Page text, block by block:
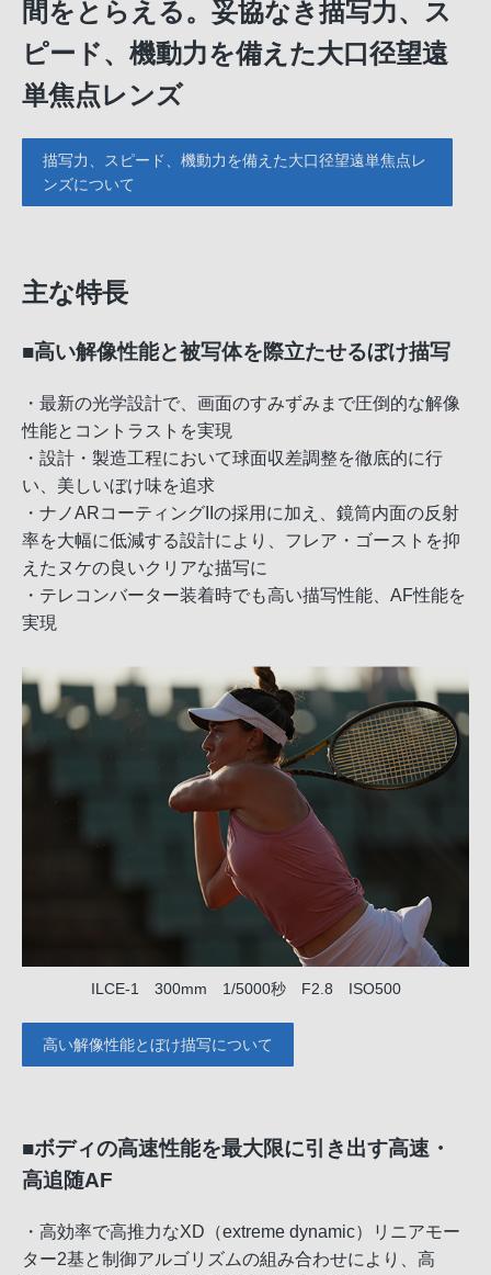
間をとらえる。妥協なき描写力、ス
ピード、機動力を備えた大口径望遠
単焦点レンズ
描写力、スピード、機動力を備えた大口径望遠単焦点レ
ンズについて
主な特長
■高い解像性能と被写体を際立たせるぼけ描写
・最新の光学設計で、画面のすみずみまで圧倒的な解像
性能とコントラストを実現
・設計・製造工程において球面収差調整を徹底的に行
い、美しいぼけ味を追求
・ナノARコーティングIIの採用に加え、鏡筒内面の反射
率を大幅に低減する設計により、フレア・ゴーストを抑
えたヌケの良いクリアな描写に
・テレコンバーター装着時でも高い描写性能、AF性能を
実現
ILCE-1 300mm 1/5000秒 F2.8 ISO500
高い解像性能とぼけ描写について
■ボディの高速性能を最大限に引き出す高速・
高追随AF
・高効率で高推力なXD（extreme dynamic）リニアモー
ター2基と制御アルゴリズムの組み合わせにより、高